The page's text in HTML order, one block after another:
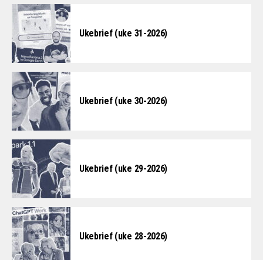
Ukebrief (uke 31-2026)
Ukebrief (uke 30-2026)
Ukebrief (uke 29-2026)
Ukebrief (uke 28-2026)